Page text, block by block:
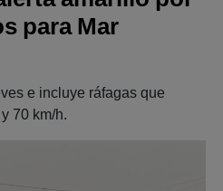
para Mar
e incluye ráfagas que
70 km/h.